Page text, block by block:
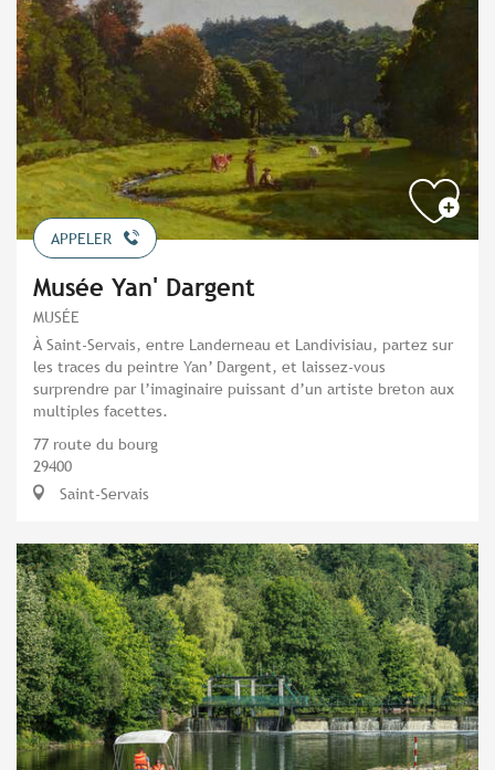
APPELER
Musée Yan' Dargent
MUSÉE
À Saint-Servais, entre Landerneau et Landivisiau, partez sur
les traces du peintre Yan’ Dargent, et laissez-vous
surprendre par l’imaginaire puissant d’un artiste breton aux
multiples facettes.
77 route du bourg
29400
Saint-Servais